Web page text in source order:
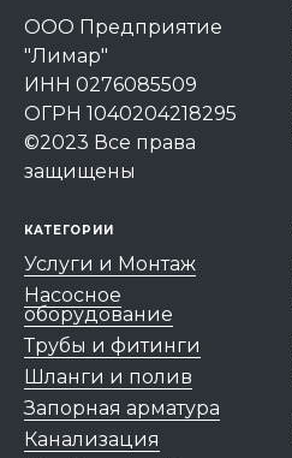
ООО Предприятие
"Лимар"
ИНН 0276085509
ОГРН 1040204218295
©2023 Все права
защищены
КАТЕГОРИИ
Услуги и Монтаж
Насосное
оборудование
Трубы и фитинги
Шланги и полив
Запорная арматура
Канализация